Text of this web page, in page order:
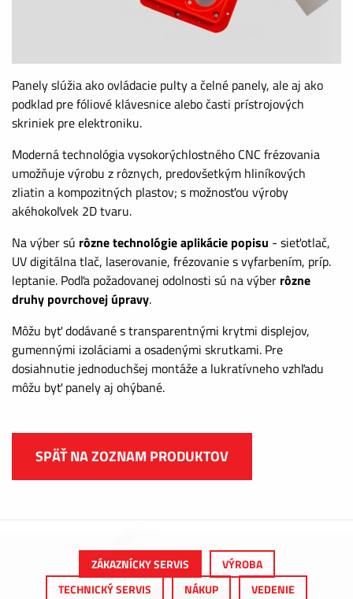
Panely slúžia ako ovládacie pulty a čelné panely, ale aj ako
podklad pre fóliové klávesnice alebo časti prístrojových
skriniek pre elektroniku.
Moderná technológia vysokorýchlostného CNC frézovania
umožňuje výrobu z rôznych, predovšetkým hliníkových
zliatin a kompozitných plastov; s možnosťou výroby
akéhokoľvek 2D tvaru.
Na výber sú rôzne technológie aplikácie popisu - sieťotlač,
UV digitálna tlač, laserovanie, frézovanie s vyfarbením, príp.
leptanie. Podľa požadovanej odolnosti sú na výber rôzne
druhy povrchovej úpravy.
Môžu byť dodávané s transparentnými krytmi displejov,
gumennými izoláciami a osadenými skrutkami. Pre
dosiahnutie jednoduchšej montáže a lukratívneho vzhľadu
môžu byť panely aj ohýbané.
SPÄŤ NA ZOZNAM PRODUKTOV
ZÁKAZNÍCKY SERVIS
VÝROBA
TECHNICKÝ SERVIS
NÁKUP VEDENIE